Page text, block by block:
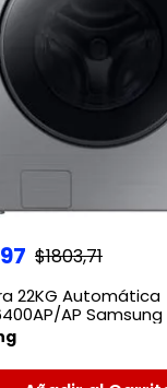
97 $1803,71
22KG Automática
AP Samsung